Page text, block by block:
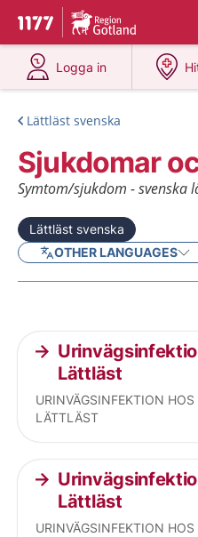
Till startsidan för 1177
Du har valt region
Logga in
på 1177.se
Lättläst svenska
Sjukdomar
Symtom/sjukdom - svenska
Lättläst svenska
OTHER LANGUAGES
Current articles
Lättläst
URINVÄGSINFEKTION
LÄTTLÄST
Lättläst
URINVÄGSINFEKTION